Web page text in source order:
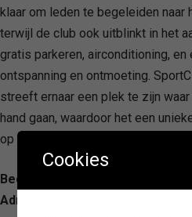
klaar om leden te begeleiden naar
terwijl de club ook uitblinkt in het
gratis parkeren, airconditioning,
ontspanning en ontmoeting.
streeft ernaar een plek te zijn
hand gaan, waardoor het een
op zoek is naar een verrijkende
Beoordeling: 4.2/ 5 — 139
Adres: De Voorwaarts 49, 7321
Cookies